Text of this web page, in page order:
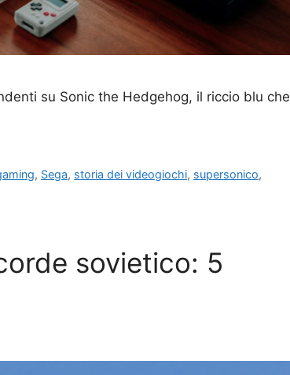
su Sonic the Hedgehog, il riccio blu che
, Sega, storia dei videogiochi, supersonico,
sovietico: 5